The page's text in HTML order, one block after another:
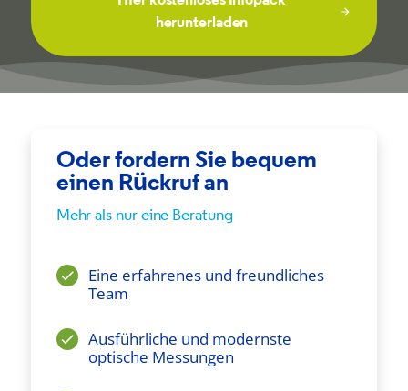
herunterladen
Oder fordern Sie bequem
einen Rückruf an
Mehr als nur eine Beratung
Eine erfahrenes und freundliches
Team
Ausführliche und modernste
optische Messungen